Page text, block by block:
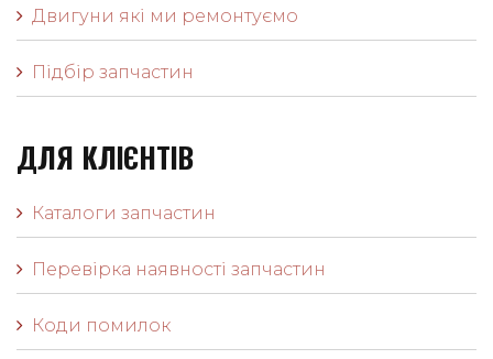
Двигуни які ми ремонтуємо
Підбір запчастин
ДЛЯ КЛІЄНТІВ
Каталоги запчастин
Перевірка наявності запчастин
Коди помилок